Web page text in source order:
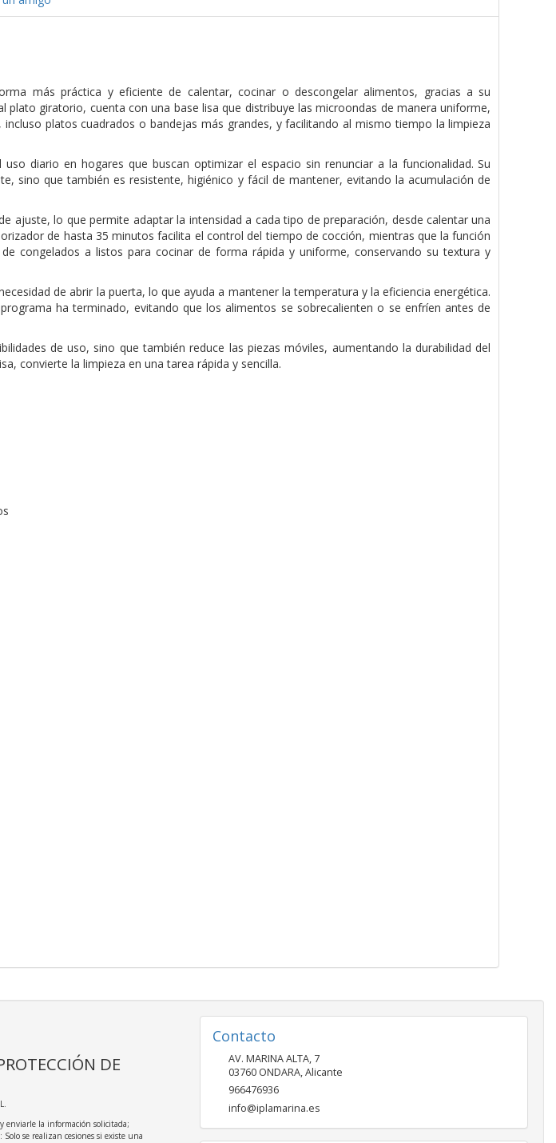
más práctica y eficiente de calentar, cocinar o descongelar alimentos, gracias a su
plato giratorio, cuenta con una base lisa que distribuye las microondas de manera uniforme,
platos cuadrados o bandejas más grandes, y facilitando al mismo tiempo la limpieza
diario en hogares que buscan optimizar el espacio sin renunciar a la funcionalidad. Su
sino que también es resistente, higiénico y fácil de mantener, evitando la acumulación de
ajuste, lo que permite adaptar la intensidad a cada tipo de preparación, desde calentar una
de hasta 35 minutos facilita el control del tiempo de cocción, mientras que la función
congelados a listos para cocinar de forma rápida y uniforme, conservando su textura y
de abrir la puerta, lo que ayuda a mantener la temperatura y la eficiencia energética.
ha terminado, evitando que los alimentos se sobrecalienten o se enfríen antes de
de uso, sino que también reduce las piezas móviles, aumentando la durabilidad del
convierte la limpieza en una tarea rápida y sencilla.
DE
enviarle la información solicitada;
: Solo se realizan cesiones si existe una
Contacto
AV. MARINA ALTA, 7
03760 ONDARA,Alicante
966476936
info@iplamarina.es